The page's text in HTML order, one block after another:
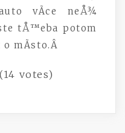
vÃ­ce neÅ¾
tÅ™eba potom
mÃ­sto.Â
votes)